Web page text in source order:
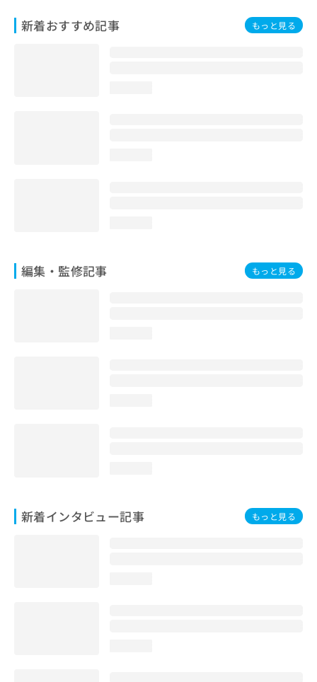
新着おすすめ記事 もっと見る
編集・監修記事 もっと見る
新着インタビュー記事 もっと見る
問